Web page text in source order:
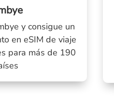
y consigue un
en eSIM de viaje
para más de 190